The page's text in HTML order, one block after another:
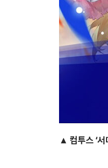
▲ 컴투스 ‘서